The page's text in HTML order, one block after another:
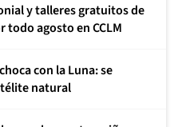
y talleres gratuitos de
agosto en CCLM
con la Luna: se
natural